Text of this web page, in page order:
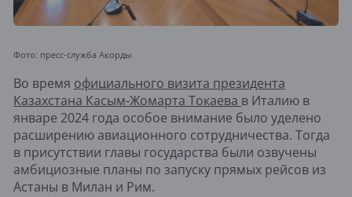
Фото: пресс-служба Акорды
Во время официального визита президента
Казахстана Касым-Жомарта Токаева в Италию в
январе 2024 года особое внимание было уделено
расширению авиационного сотрудничества. Тогда
в присутствии главы государства были озвучены
амбициозные планы по запуску прямых рейсов из
Астаны в Милан и Рим.